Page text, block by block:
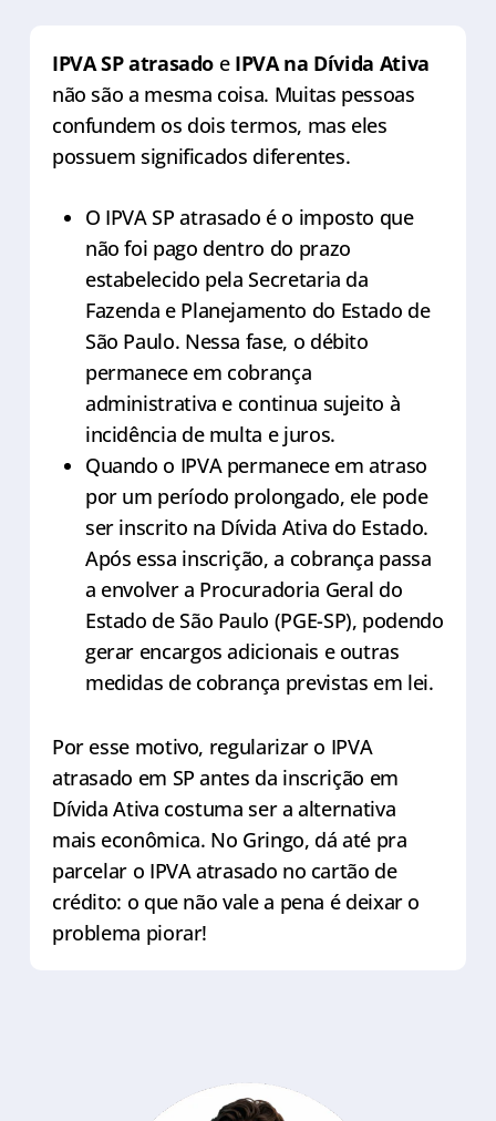
IPVA SP atrasado e IPVA na Dívida Ativa
não são a mesma coisa. Muitas pessoas
confundem os dois termos, mas eles
possuem significados diferentes.
O IPVA SP atrasado é o imposto que
não foi pago dentro do prazo
estabelecido pela Secretaria da
Fazenda e Planejamento do Estado de
São Paulo. Nessa fase, o débito
permanece em cobrança
administrativa e continua sujeito à
incidência de multa e juros.
Quando o IPVA permanece em atraso
por um período prolongado, ele pode
ser inscrito na Dívida Ativa do Estado.
Após essa inscrição, a cobrança passa
a envolver a Procuradoria Geral do
Estado de São Paulo (PGE-SP), podendo
gerar encargos adicionais e outras
medidas de cobrança previstas em lei.
Por esse motivo, regularizar o IPVA
atrasado em SP antes da inscrição em
Dívida Ativa costuma ser a alternativa
mais econômica. No Gringo, dá até pra
parcelar o IPVA atrasado no cartão de
crédito: o que não vale a pena é deixar o
problema piorar!